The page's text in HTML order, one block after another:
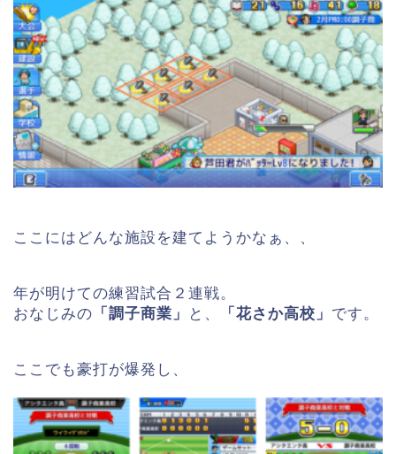
ここにはどんな施設を建てようかなぁ、、
年が明けての練習試合２連戦。
おなじみの 「調子商業」 と、 「花さか高校」 です。
ここでも豪打が爆発し、